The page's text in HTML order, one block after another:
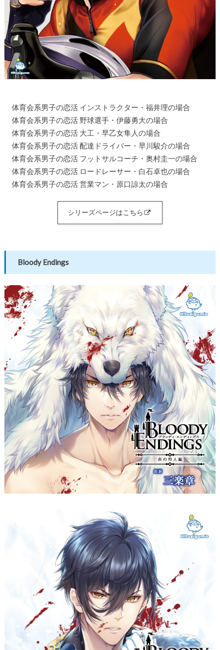
体育会系男子の恋活 インストラクター・福井理の場合
体育会系男子の恋活 野球選手・伊藤勇大の場合
体育会系男子の恋活 大工・早乙女隼人の場合
体育会系男子の恋活 配達ドライバー・早川駿介の場合
体育会系男子の恋活 フットサルコーチ・奥村圭一の場合
体育会系男子の恋活 ロードレーサー・白石卓也の場合
体育会系男子の恋活 営業マン・原口諒太の場合
シリーズページはこちら
Bloody Endings